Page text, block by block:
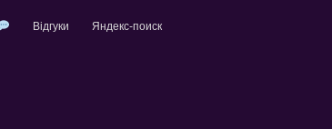
Відгуки Яндекс-поиск